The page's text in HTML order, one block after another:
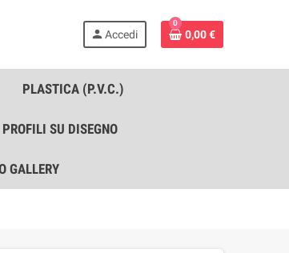
person Accedi
0
0,00 €
PLASTICA (P.V.C.)
PROFILI SU DISEGNO
GALLERY